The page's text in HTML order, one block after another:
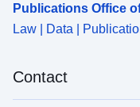
Publications Office
Law | Data |
Contact